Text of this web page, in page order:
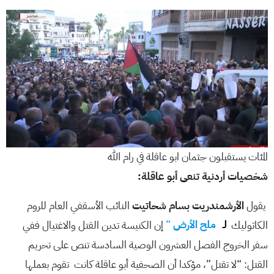
المئات يستقبلون جثمان ابو عاقلة في رام الله
شخصيات أردنية تنعى أبو عاقلة:
يقول الأرشمندريت بسام شحاتيت النائب الأسقفي العام للروم
الكاثوليك لـ ملح الأرض “ إن الكنيسة تدين القتل والاغتيال ففي
سفر الخروج الفصل العشرون الوصية السادسة تنص على تحريم
القتل: “لا تقتل”، مؤكدا أن الصحفية أبو عاقلة كانت تقوم بعملها